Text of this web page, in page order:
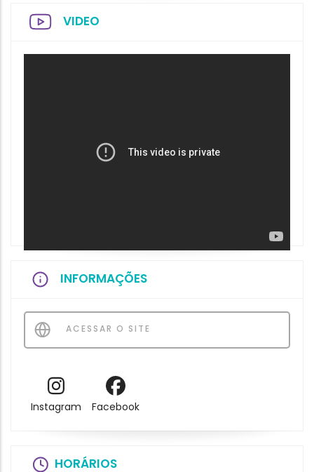
VIDEO
INFORMAÇÕES
ACESSAR O SITE
Instagram Facebook
HORÁRIOS